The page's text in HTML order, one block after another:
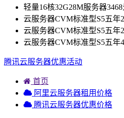
轻量16核32G28M服务器3468
云服务器CVM标准型S5五年
云服务器CVM标准型S5五年
云服务器CVM标准型S5五年
腾讯云服务器优惠活动
首页
阿里云服务器租用价格
腾讯云服务器优惠价格